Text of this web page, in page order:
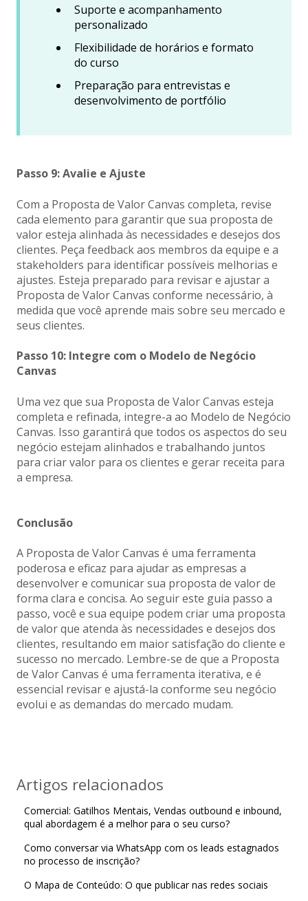
Suporte e acompanhamento
personalizado
Flexibilidade de horários e formato
do curso
Preparação para entrevistas e
desenvolvimento de portfólio
Passo 9: Avalie e Ajuste
Com a Proposta de Valor Canvas completa, revise
cada elemento para garantir que sua proposta de
valor esteja alinhada às necessidades e desejos dos
clientes. Peça feedback aos membros da equipe e a
stakeholders para identificar possíveis melhorias e
ajustes. Esteja preparado para revisar e ajustar a
Proposta de Valor Canvas conforme necessário, à
medida que você aprende mais sobre seu mercado e
seus clientes.
Passo 10: Integre com o Modelo de Negócio
Canvas
Uma vez que sua Proposta de Valor Canvas esteja
completa e refinada, integre-a ao Modelo de Negócio
Canvas. Isso garantirá que todos os aspectos do seu
negócio estejam alinhados e trabalhando juntos
para criar valor para os clientes e gerar receita para
a empresa.
Conclusão
A Proposta de Valor Canvas é uma ferramenta
poderosa e eficaz para ajudar as empresas a
desenvolver e comunicar sua proposta de valor de
forma clara e concisa. Ao seguir este guia passo a
passo, você e sua equipe podem criar uma proposta
de valor que atenda às necessidades e desejos dos
clientes, resultando em maior satisfação do cliente e
sucesso no mercado. Lembre-se de que a Proposta
de Valor Canvas é uma ferramenta iterativa, e é
essencial revisar e ajustá-la conforme seu negócio
evolui e as demandas do mercado mudam.
Artigos relacionados
Comercial: Gatilhos Mentais, Vendas outbound e inbound,
qual abordagem é a melhor para o seu curso?
Como conversar via WhatsApp com os leads estagnados
no processo de inscrição?
O Mapa de Conteúdo: O que publicar nas redes sociais